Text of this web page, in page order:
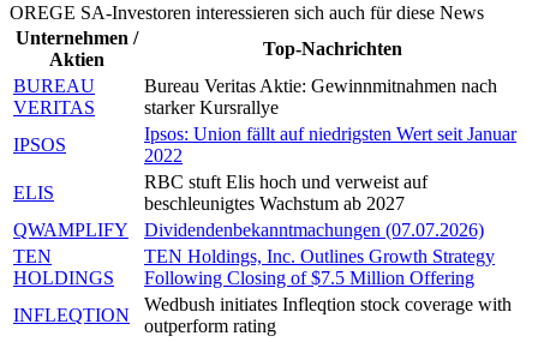
OREGE SA-Investoren interessieren sich auch für diese News
Unternehmen /
Aktien
Top-Nachrichten
BUREAU
VERITAS
Bureau Veritas Aktie: Gewinnmitnahmen nach
starker Kursrallye
IPSOS
Ipsos: Union fällt auf niedrigsten Wert seit Januar
2022
ELIS
RBC stuft Elis hoch und verweist auf
beschleunigtes Wachstum ab 2027
QWAMPLIFY
Dividendenbekanntmachungen (07.07.2026)
TEN
HOLDINGS
TEN Holdings, Inc. Outlines Growth Strategy
Following Closing of $7.5 Million Offering
INFLEQTION
Wedbush initiates Infleqtion stock coverage with
outperform rating